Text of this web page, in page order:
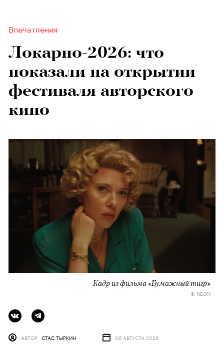
Впечатления
Локарно-2026: что
показали на открытии
фестиваля авторского
кино
Кадр из фильма «Бумажный тигр»
© NEON
АВТОР СТАС ТЫРКИН 06 АВГУСТА 2026